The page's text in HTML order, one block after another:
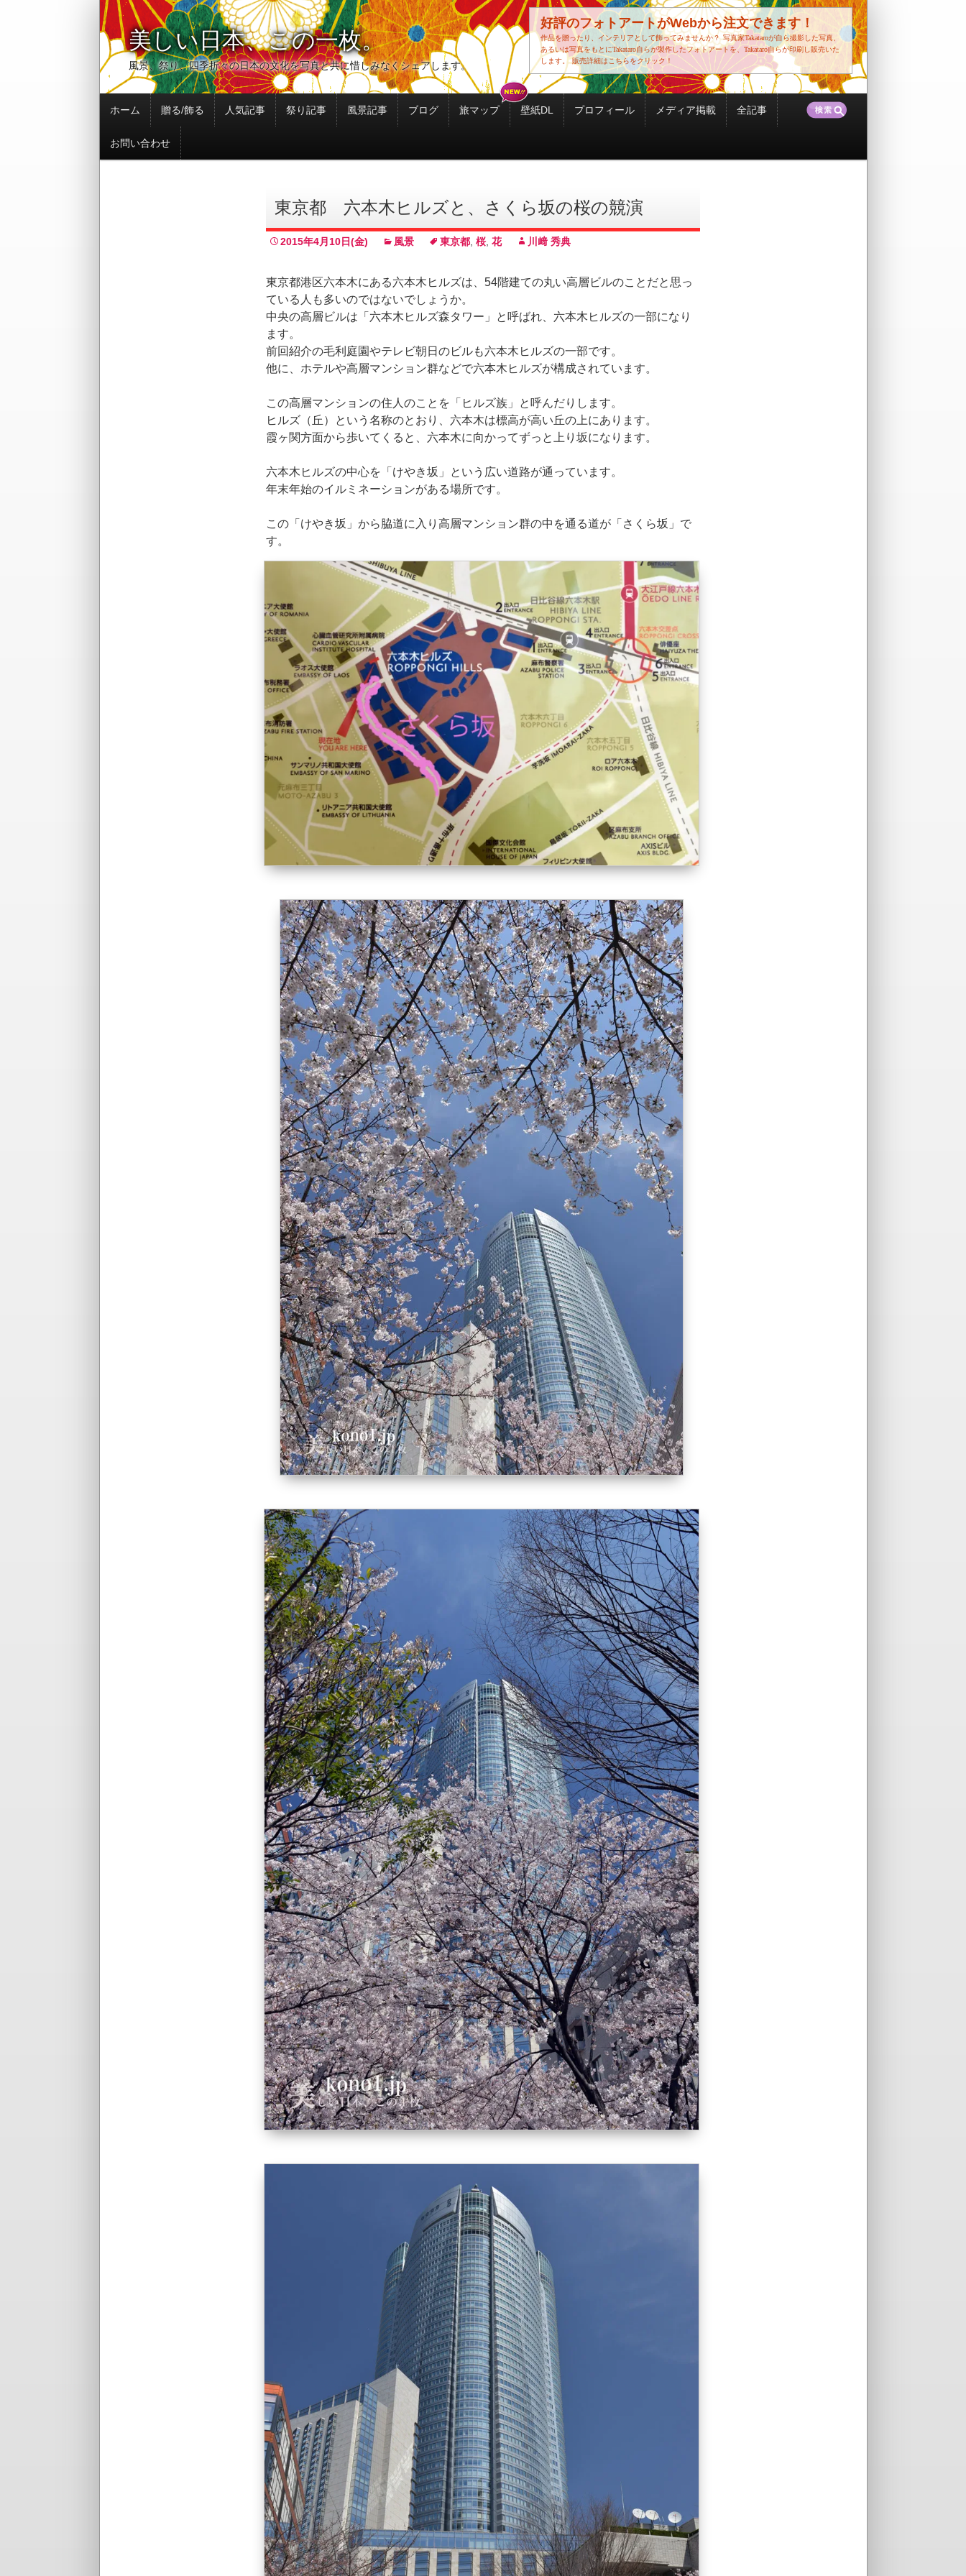
美しい日本、この一枚。
風景、祭り、四季折々の日本の文化を写真と共に惜しみなくシェアします。
好評のフォトアートがWebから注文できます！
作品を贈ったり、インテリアとして飾ってみませんか？ 写真家Takataroが自ら撮影した写真、
あるいは写真をもとにTakataro自らが製作したフォトアートを、Takataro自らが印刷し販売いた
します。 販売詳細はこちらをクリック！
ホーム 贈る/飾る 人気記事 祭り記事 風景記事 ブログ 旅マップ 壁紙DL プロフィール メディア掲載 全記事
お問い合わせ
検
索:
東京都 六本木ヒルズと、さくら坂の桜の競演
2015年4月10日(金) 風景 東京都 ,桜 ,花 川﨑 秀典
東京都港区六本木にある六本木ヒルズは、54階建ての丸い高層ビルのことだと思っ
ている人も多いのではないでしょうか。
中央の高層ビルは「六本木ヒルズ森タワー」と呼ばれ、六本木ヒルズの一部になり
ます。
前回紹介の毛利庭園やテレビ朝日のビルも六本木ヒルズの一部です。
他に、ホテルや高層マンション群などで六本木ヒルズが構成されています。
この高層マンションの住人のことを「ヒルズ族」と呼んだりします。
ヒルズ（丘）という名称のとおり、六本木は標高が高い丘の上にあります。
霞ヶ関方面から歩いてくると、六本木に向かってずっと上り坂になります。
六本木ヒルズの中心を「けやき坂」という広い道路が通っています。
年末年始のイルミネーションがある場所です。
この「けやき坂」から脇道に入り高層マンション群の中を通る道が「さくら坂」で
す。